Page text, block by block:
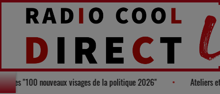
des "100 nouveaux visages de la politique 2026"